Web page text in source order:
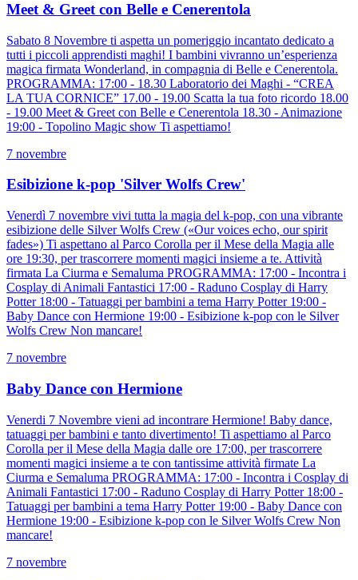
Meet & Greet con Belle e Cenerentola
Sabato 8 Novembre ti aspetta un pomeriggio incantato dedicato a
tutti i piccoli apprendisti maghi! I bambini vivranno un’esperienza
magica firmata Wonderland, in compagnia di Belle e Cenerentola.
PROGRAMMA: 17:00 - 18.30 Laboratorio dei Maghi - “CREA
LA TUA CORNICE” 17.00 - 19.00 Scatta la tua foto ricordo 18.00
- 19.00 Meet & Greet con Belle e Cenerentola 18.30 - Animazione
19:00 - Topolino Magic show Ti aspettiamo!
7 novembre
Esibizione k-pop 'Silver Wolfs Crew'
Venerdì 7 novembre vivi tutta la magia del k-pop, con una vibrante
esibizione delle Silver Wolfs Crew («Our voices echo, our spirit
fades») Ti aspettano al Parco Corolla per il Mese della Magia alle
ore 19:30, per trascorrere momenti magici insieme a te. Attività
firmata La Ciurma e Semaluma PROGRAMMA: 17:00 - Incontra i
Cosplay di Animali Fantastici 17:00 - Raduno Cosplay di Harry
Potter 18:00 - Tatuaggi per bambini a tema Harry Potter 19:00 -
Baby Dance con Hermione 19:00 - Esibizione k-pop con le Silver
Wolfs Crew Non mancare!
7 novembre
Baby Dance con Hermione
Venerdi 7 Novembre vieni ad incontrare Hermione! Baby dance,
tatuaggi per bambini e tanto divertimento! Ti aspettiamo al Parco
Corolla per il Mese della Magia dalle ore 17:00, per trascorrere
momenti magici insieme a te con tantissime attività firmate La
Ciurma e Semaluma PROGRAMMA: 17:00 - Incontra i Cosplay di
Animali Fantastici 17:00 - Raduno Cosplay di Harry Potter 18:00 -
Tatuaggi per bambini a tema Harry Potter 19:00 - Baby Dance con
Hermione 19:00 - Esibizione k-pop con le Silver Wolfs Crew Non
mancare!
7 novembre